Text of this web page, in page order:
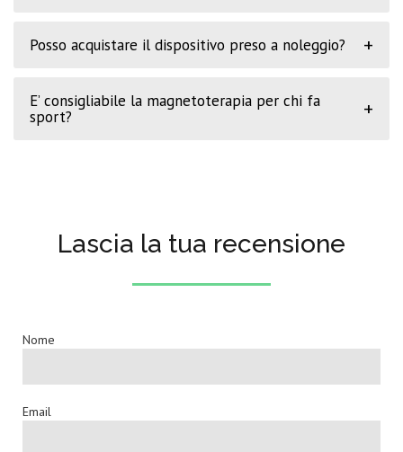
Posso acquistare il dispositivo preso a noleggio? +
E’ consigliabile la magnetoterapia per chi fa
sport?
+
Lascia la tua recensione
Nome
Email